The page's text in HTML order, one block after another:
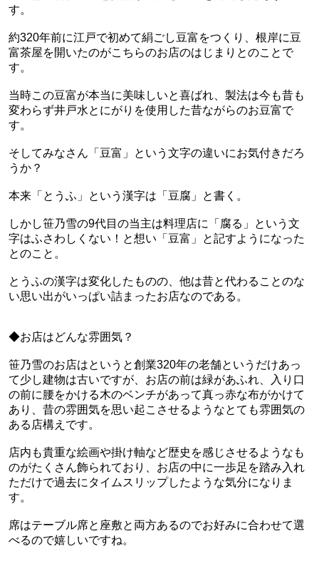
す。
約320年前に江戸で初めて絹ごし豆富をつくり、根岸に豆
富茶屋を開いたのがこちらのお店のはじまりとのことで
す。
当時この豆富が本当に美味しいと喜ばれ、製法は今も昔も
変わらず井戸水とにがりを使用した昔ながらのお豆富で
す。
そしてみなさん「豆富」という文字の違いにお気付きだろ
うか？
本来「とうふ」という漢字は「豆腐」と書く。
しかし笹乃雪の9代目の当主は料理店に「腐る」という文
字はふさわしくない！と想い「豆富」と記すようになった
とのこと。
とうふの漢字は変化したものの、他は昔と代わることのな
い思い出がいっぱい詰まったお店なのである。
◆お店はどんな雰囲気？
笹乃雪のお店はというと創業320年の老舗というだけあっ
て少し建物は古いですが、お店の前は緑があふれ、入り口
の前に腰をかける木のベンチがあって真っ赤な布がかけて
あり、昔の雰囲気を思い起こさせるようなとても雰囲気の
ある店構えです。
店内も貴重な絵画や掛け軸など歴史を感じさせるようなも
のがたくさん飾られており、お店の中に一歩足を踏み入れ
ただけで過去にタイムスリップしたような気分になりま
す。
席はテーブル席と座敷と両方あるのでお好みに合わせて選
べるので嬉しいですね。